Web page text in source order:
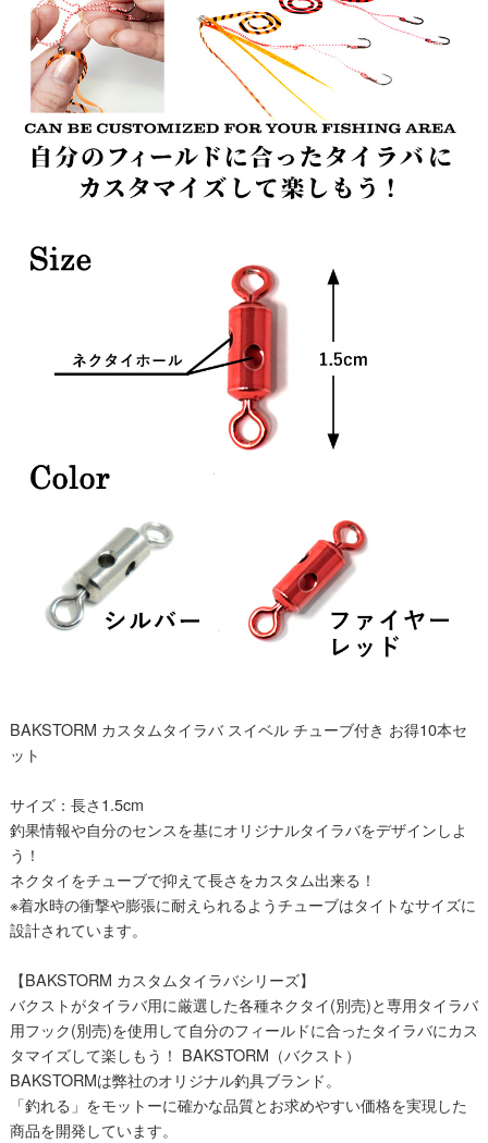
BAKSTORM カスタムタイラバ スイベル チューブ付き お得10本セ
ット
サイズ：長さ1.5cm
釣果情報や自分のセンスを基にオリジナルタイラバをデザインしよ
う！
ネクタイをチューブで抑えて長さをカスタム出来る！
※着水時の衝撃や膨張に耐えられるようチューブはタイトなサイズに
設計されています。
【BAKSTORM カスタムタイラバシリーズ】
バクストがタイラバ用に厳選した各種ネクタイ(別売)と専用タイラバ
用フック(別売)を使用して自分のフィールドに合ったタイラバにカス
タマイズして楽しもう！ BAKSTORM（バクスト）
BAKSTORMは弊社のオリジナル釣具ブランド。
「釣れる」をモットーに確かな品質とお求めやすい価格を実現した
商品を開発しています。